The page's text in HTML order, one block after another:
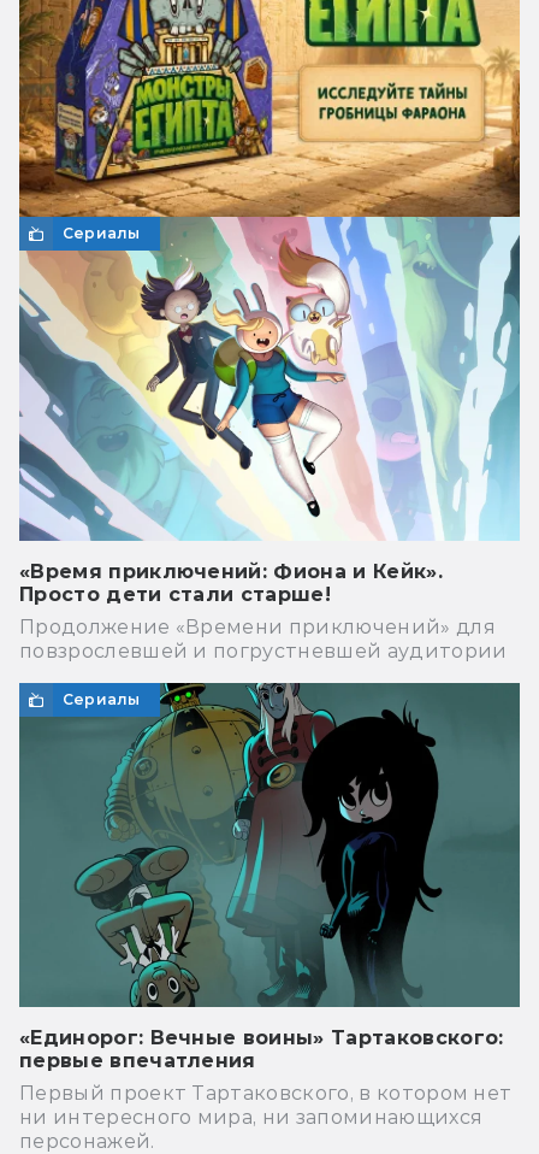
Сериалы
«Время приключений: Фиона и Кейк».
Просто дети стали старше!
Продолжение «Времени приключений» для
повзрослевшей и погрустневшей аудитории
Сериалы
«Единорог: Вечные воины» Тартаковского:
первые впечатления
Первый проект Тартаковского, в котором нет
ни интересного мира, ни запоминающихся
персонажей.